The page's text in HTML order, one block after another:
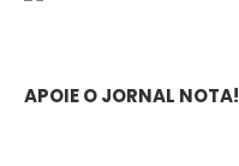
APOIE O JORNAL NOTA!